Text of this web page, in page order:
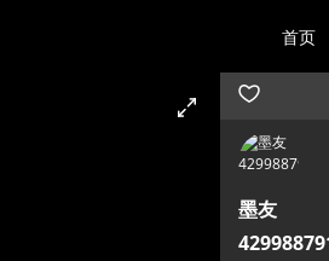
首页
墨友